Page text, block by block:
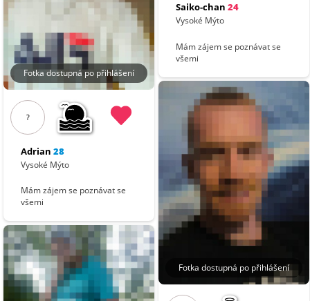
Fotka dostupná po přihlášení
?
Adrian 28
Vysoké Mýto
Mám zájem se poznávat se
všemi
Saiko-chan 24
Vysoké Mýto
Mám zájem se poznávat se
všemi
Fotka dostupná po přihlášení